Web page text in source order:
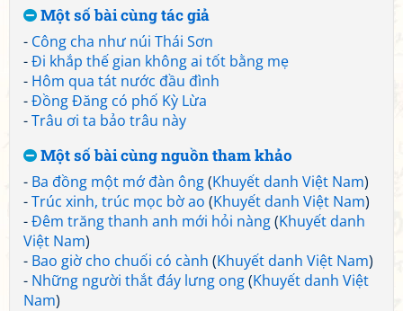
Một số bài cùng tác giả
- Công cha như núi Thái Sơn
-Đi khắp thế gian không ai tốt bằng mẹ
- Hôm qua tát nước đầu đình
-Đồng Đăng có phố Kỳ Lừa
-Trâu ơi ta bảo trâu này
Một số bài cùng nguồn tham khảo
- Ba đồng một mớ đàn ông(Khuyết danh Việt Nam)
-Trúc xinh, trúc mọc bờ ao (Khuyết danh Việt Nam)
-Đêm trăng thanh anh mới hỏi nàng(Khuyết danh
Việt Nam)
- Bao giờ cho chuối có cành (Khuyết danh Việt Nam)
- Những người thắt đáy lưng ong(Khuyết danh Việt
Nam)